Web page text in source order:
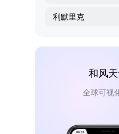
利默里克
和风
全球可视